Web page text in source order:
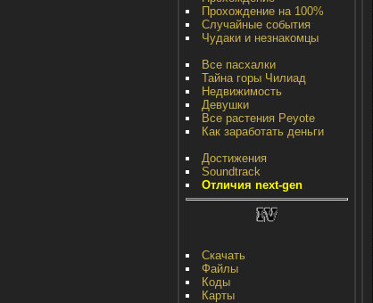
Прохождение на 100%
Случайные события
Чудаки и незнакомцы
Все пасхалки
Тайна горы Чилиад
Недвижимость
Девушки
Все растения Peyote
Как заработать деньги
Достижения
Soundtrack
Отличия next-gen
Скачать
Файлы
Коды
Карты